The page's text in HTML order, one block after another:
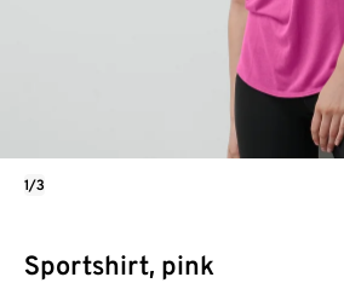
Sportshirt, pink
1/3